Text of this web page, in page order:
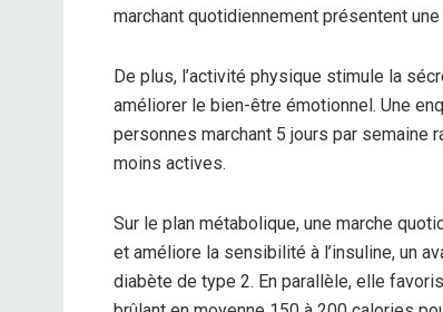
marchant quotidiennement présentent
De plus, l’activité physique stimule la
améliorer le bien-être émotionnel. Une
personnes marchant 5 jours par semaine
moins actives.
Sur le plan métabolique, une marche
et améliore la sensibilité à l’insuline, un
diabète de type 2. En parallèle, elle